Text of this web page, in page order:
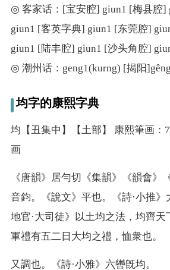
◎ 客家话：[宝安腔] giun1 [梅县腔]
giun1 [客英字典] giun1 [东莞腔]
giun1 [陆丰腔] giun1 [沙头角腔]
◎ 潮州话：geng1(kurng) [揭阳
均字的康熙字典
均【丑集中】【土部】 康熙筆画：
画
《唐韻》居勻切《集韻》《韻會》
音鈞。《說文》平也。《詩·小推》
地官·大司徒》以土均之法，均齊天
軍禮有五二日大均之禮，恤衆也。
又調也。《詩·小雅》六轡旣均。